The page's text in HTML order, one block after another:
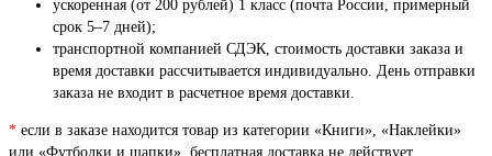
ускоренная (от 200 рублей) 1 класс (почта России, примерный
срок 5–7 дней);
транспортной компанией СДЭК, стоимость доставки заказа и
время доставки рассчитывается индивидуально. День отправки
заказа не входит в расчетное время доставки.
* если в заказе находится товар из категории «Книги», «Наклейки»
или «Футболки и шапки», бесплатная доставка не действует